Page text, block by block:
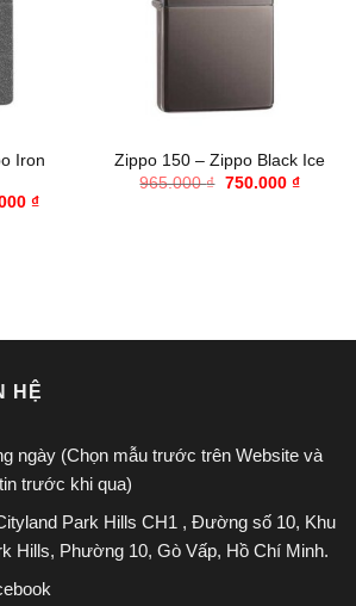
Iron
₫Giá
Zippo 150 – Zippo Black Ice
965.000₫ Giá
750.000 ₫Giá
HỆ
ngày (Chọn mẫu trước trên Website và
trước khi qua)
Park Hills CH1 , Đường số 10, Khu
Hills, Phường 10, Gò Vấp, Hồ Chí Minh.